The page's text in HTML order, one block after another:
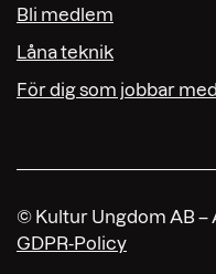
Bli medlem
Låna teknik
För dig som jobbar
© Kultur Ungdom AB –
GDPR-Policy